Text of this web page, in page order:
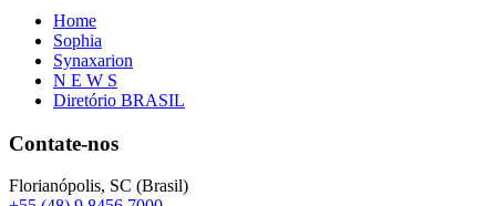
Home
Sophia
Synaxarion
N E W S
Diretório BRASIL
Contate-nos
Florianópolis, SC (Brasil)